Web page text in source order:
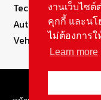
Technology
Autolife Lifestyle
Vehicle
© Copyright
งานเว็บไซ
คุกกี้ และนโ
ไม่ต้องการ
Learn more